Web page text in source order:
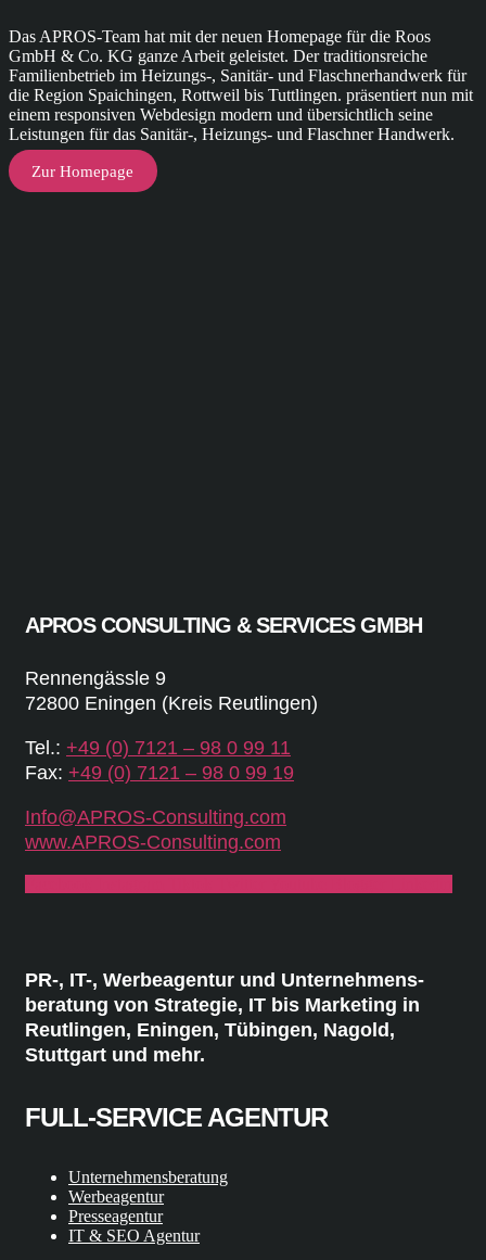
Das APROS-Team hat mit der neuen Homepage für die Roos
GmbH & Co. KG ganze Arbeit geleistet. Der traditionsreiche
Familienbetrieb im Heizungs-, Sanitär- und Flaschnerhandwerk für
die Region Spaichingen, Rottweil bis Tuttlingen. präsentiert nun mit
einem responsiven Webdesign modern und übersichtlich seine
Leistungen für das Sanitär-, Heizungs- und Flaschner Handwerk.
Zur Homepage
APROS CONSULTING & SERVICES GMBH
Rennengässle 9
72800 Eningen (Kreis Reutlingen)
Tel.: +49 (0) 7121 – 98 0 99 11
Fax: +49 (0) 7121 – 98 0 99 19
Info@APROS-Consulting.com
www.APROS-Consulting.com
PR-, IT-, Werbeagentur und Unternehmens-
beratung von Strategie, IT bis Marketing in
Reutlingen, Eningen, Tübingen, Nagold,
Stuttgart und mehr.
FULL-SERVICE AGENTUR
Unternehmensberatung
Werbeagentur
Presseagentur
IT & SEO Agentur